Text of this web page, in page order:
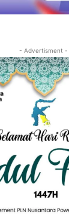
- Advertisment -